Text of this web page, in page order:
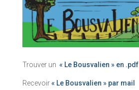
Trouver un « Le Bousvalien » en .pdf
Recevoir« Le Bousvalien » par mail